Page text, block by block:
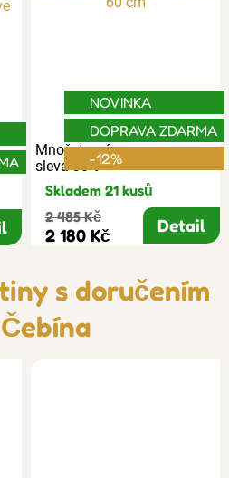
Množstevní
sleva 30%
NOVINKA
DOPRAVA ZDARMA
-12%
Skladem 21 kusů
2 485 Kč
2 180 Kč Detail
s doručením